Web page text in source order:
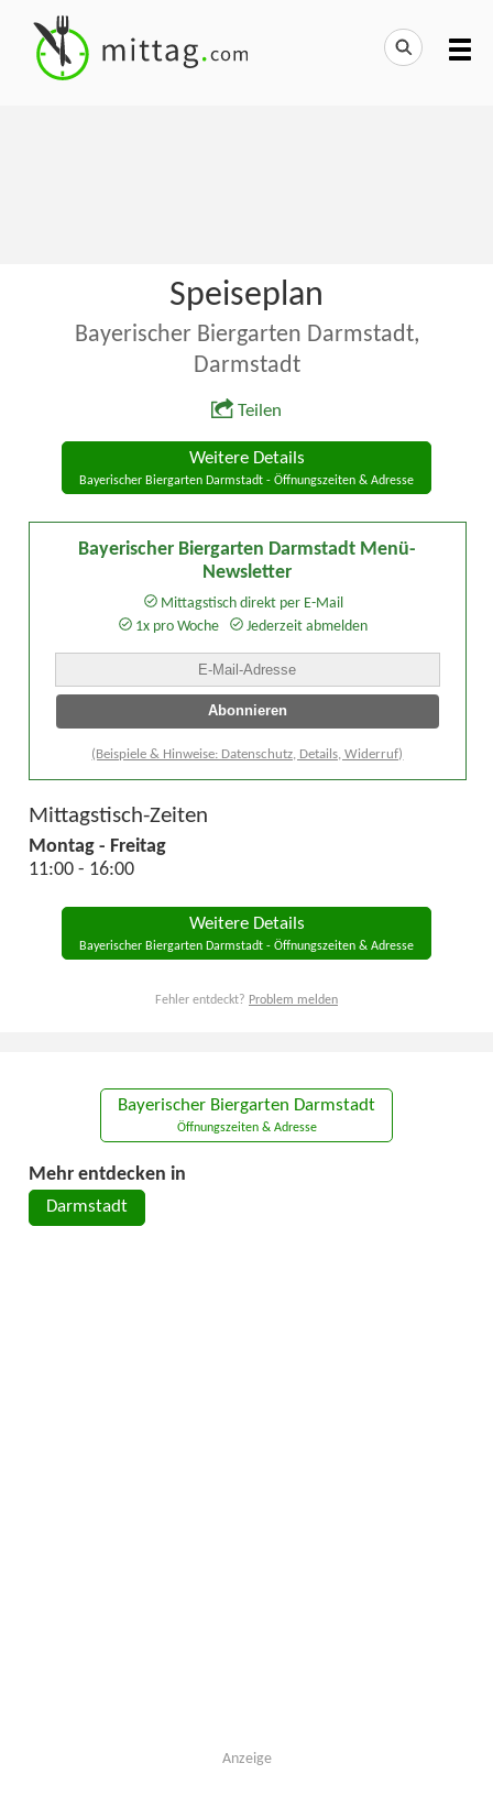
Speiseplan
Bayerischer Biergarten Darmstadt,
Darmstadt
Teilen
Weitere Details
Bayerischer Biergarten Darmstadt - Öffnungszeiten & Adresse
Bayerischer Biergarten Darmstadt Menü-
Newsletter
Mittagstisch direkt per E-Mail
1x pro Woche
Jederzeit abmelden
(Beispiele & Hinweise: Datenschutz, Details, Widerruf)
Mittagstisch-Zeiten
Montag - Freitag
11:00 - 16:00
Weitere Details
Bayerischer Biergarten Darmstadt - Öffnungszeiten & Adresse
Fehler entdeckt? Problem melden
Bayerischer Biergarten Darmstadt
Öffnungszeiten & Adresse
Mehr entdecken in
Darmstadt
Anzeige